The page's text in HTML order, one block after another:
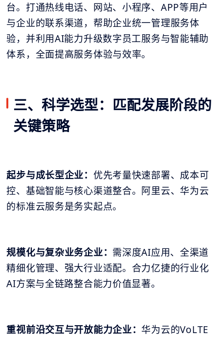
台。打通热线电话、网站、小程序、APP等用户
与企业的联系渠道，帮助企业统一管理服务体
验，并利用AI能力升级数字员工服务与智能辅助
体系，全面提高服务体验与效率。
三、科学选型：匹配发展阶段的
关键策略
起步与成长型企业： 优先考量快速部署、成本可
控、基础智能与核心渠道整合。阿里云、华为云
的标准云服务是务实起点。
规模化与复杂业务企业： 需深度AI应用、全渠道
精细化管理、强大行业适配。合力亿捷的行业化
AI方案与全链路整合能力价值显著。
重视前沿交互与开放能力企业： 华为云的VoLTE